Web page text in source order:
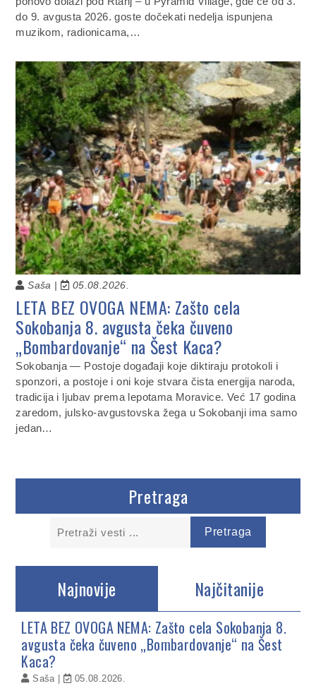
do 9. avgusta 2026. goste dočekati nedelja ispunjena
muzikom, radionicama,…
Saša | 05.08.2026.
LETA BEZ OVOGA NEMA: Zašto cela
Sokobanja 8. avgusta čeka čuveno
„Bombardovanje“ na Šest Kaca?
Sokobanja — Postoje događaji koje diktiraju protokoli i
sponzori, a postoje i oni koje stvara čista energija naroda,
tradicija i ljubav prema lepotama Moravice. Već 17 godina
zaredom, julsko-avgustovska žega u Sokobanji ima samo
jedan…
Pretraga
Najnovije Najčitanije
LETA BEZ OVOGA NEMA: Zašto cela Sokobanja 8.
avgusta čeka čuveno „Bombardovanje“ na Šest
Kaca?
Saša 05.08.2026.